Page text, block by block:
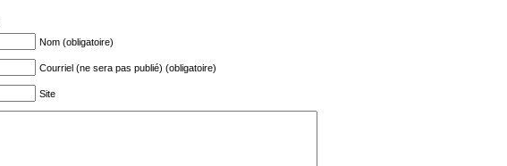
Nom (obligatoire)
Courriel (ne sera pas publié) (obligatoire)
Site